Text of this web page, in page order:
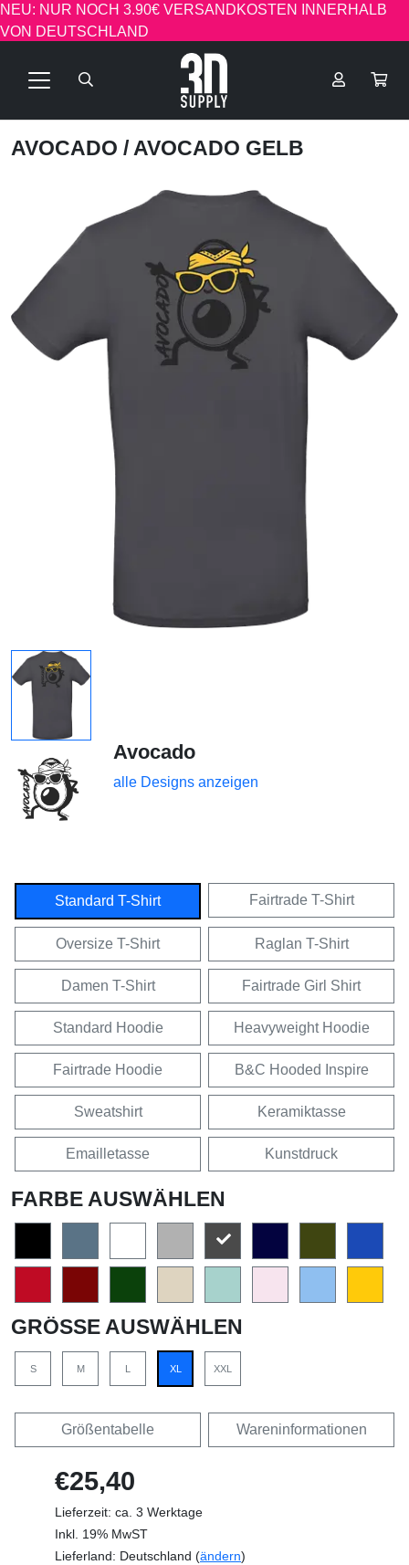
NEU: NUR NOCH 3.90€ VERSANDKOSTEN INNERHALB
VON DEUTSCHLAND
AVOCADO / AVOCADO GELB
Avocado
alle Designs anzeigen
Standard T-Shirt Fairtrade T-Shirt
Oversize T-Shirt Raglan T-Shirt
Damen T-Shirt Fairtrade Girl Shirt
Standard Hoodie Heavyweight Hoodie
Fairtrade Hoodie B&C Hooded Inspire
Sweatshirt Keramiktasse
Emailletasse Kunstdruck
FARBE AUSWÄHLEN
GRÖSSE AUSWÄHLEN
S M XL XXL
Größentabelle Wareninformationen
€25,40
Lieferzeit: ca. 3 Werktage
Inkl. 19% MwST
Lieferland: Deutschland (ändern)